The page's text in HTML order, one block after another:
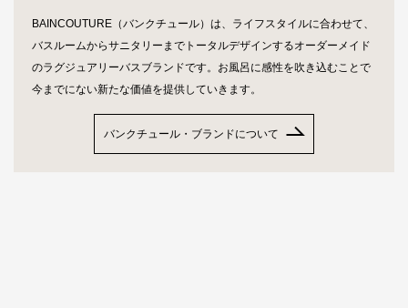
BAINCOUTURE（バンクチュール）は、ライフスタイルに合わせて、
バスルームからサニタリーまでトータルデザインするオーダーメイド
のラグジュアリーバスブランドです。お風呂に感性を吹き込むことで
今までにない新たな価値を提供していきます。
バンクチュール・ブランドについて